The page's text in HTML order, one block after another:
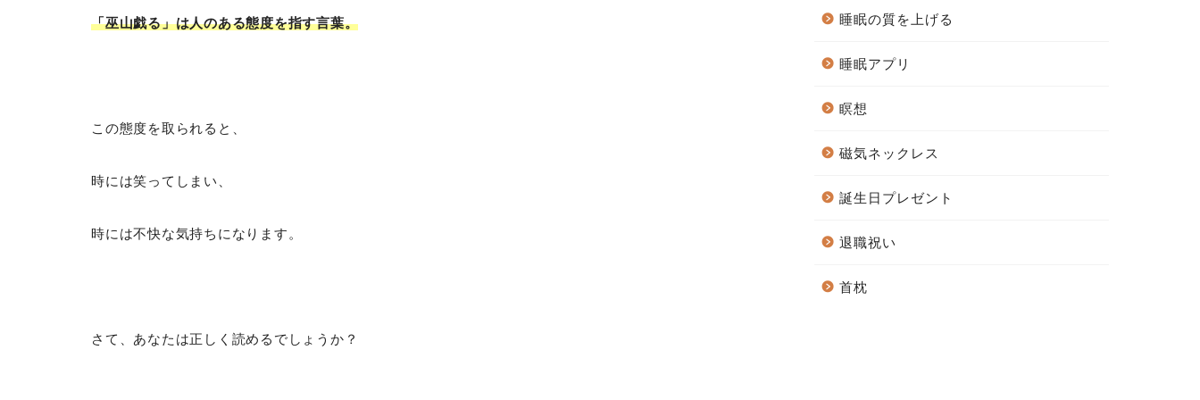
「巫山戯る」は人のある態度を指す言葉。
この態度を取られると、
時には笑ってしまい、
時には不快な気持ちになります。
さて、あなたは正しく読めるでしょうか？
睡眠の質を上げる
睡眠アプリ
瞑想
磁気ネックレス
誕生日プレゼント
退職祝い
首枕